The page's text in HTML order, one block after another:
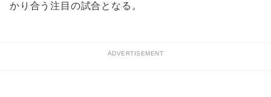
かり合う注目の試合となる。
ADVERTISEMENT